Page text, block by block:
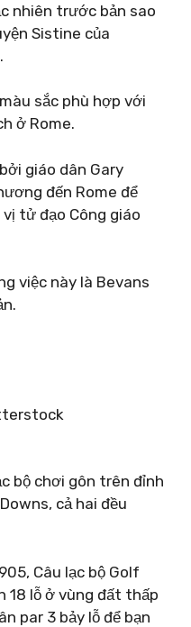
nhiên trước bản sao
Sistine của
sắc phù hợp với
ở Rome.
giáo dân Gary
đến Rome để
tử đạo Công giáo
việc này là Bevans
bộ chơi gôn trên đỉnh
cả hai đều
Câu lạc bộ Golf
18 lỗ ở vùng đất thấp
par 3 bảy lỗ để bạn